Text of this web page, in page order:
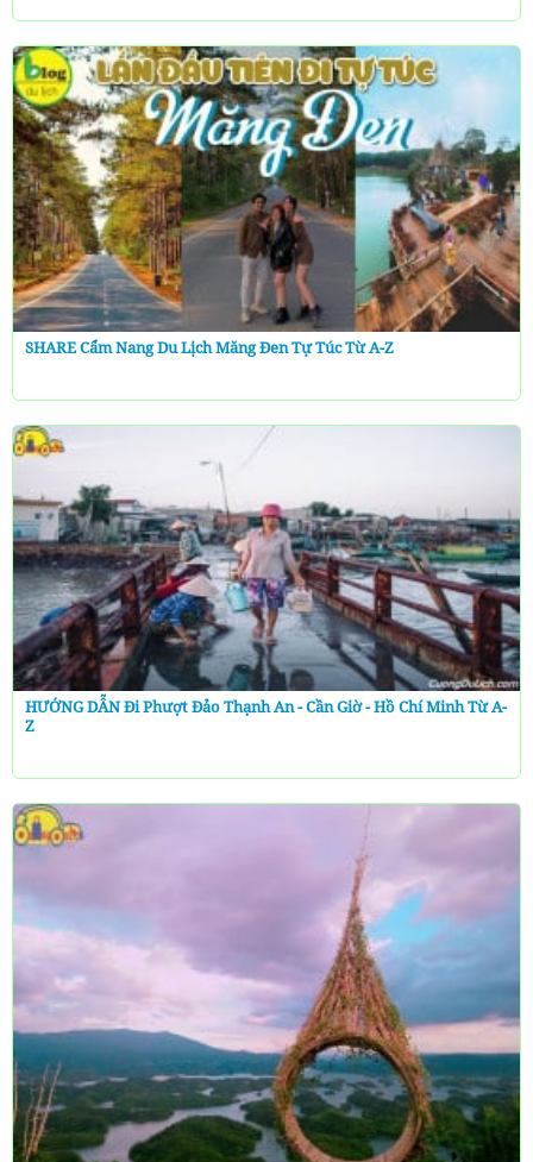
SHARE Cẩm Nang Du Lịch Măng Đen Tự Túc Từ A-Z
HƯỚNG DẪN Đi Phượt Đảo Thạnh An - Cần Giờ - Hồ Chí Minh Từ A-
Z